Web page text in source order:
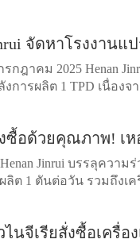
จัดหาโรงงานแ
รกฎาคม 2025 Henan
งการผลิต 1 TPD เนื่อ
ซื้อด้วยคุณภาพ! เห
Henan Jinrui บรรลุควา
ลิต 1 ตันต่อวัน รวมถึงเ
นจีเรียสั่งซื้อเครื่อ